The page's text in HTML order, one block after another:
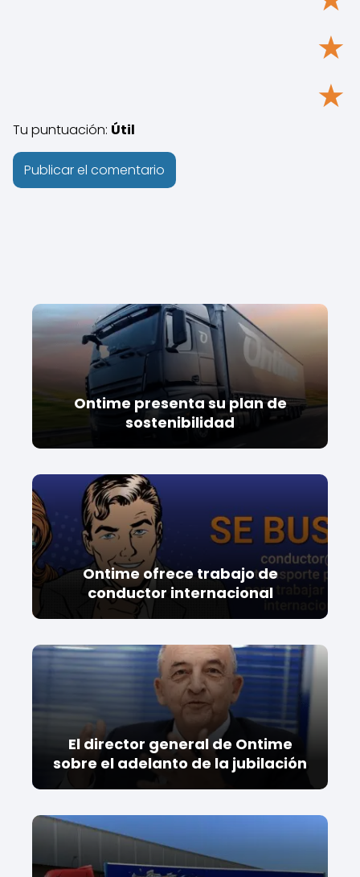
★
★
Tu puntuación: Útil
Ontime presenta su plan de
sostenibilidad
Ontime ofrece trabajo de
conductor internacional
El director general de Ontime
sobre el adelanto de la jubilación